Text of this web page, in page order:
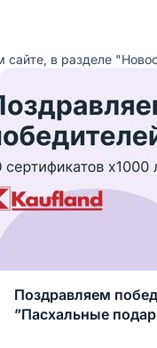
в разделе
Поздравляем
”Пасхальные